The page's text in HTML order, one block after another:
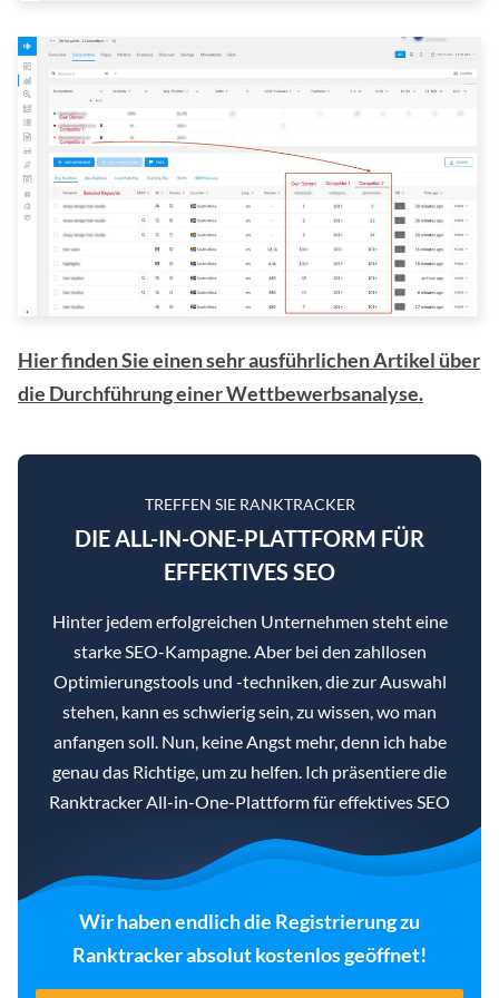
Hier finden Sie einen sehr ausführlichen Artikel über
die Durchführung einer Wettbewerbsanalyse.
TREFFEN SIE RANKTRACKER
DIE ALL-IN-ONE-PLATTFORM FÜR
EFFEKTIVES SEO
Hinter jedem erfolgreichen Unternehmen steht eine
starke SEO-Kampagne. Aber bei den zahllosen
Optimierungstools und -techniken, die zur Auswahl
stehen, kann es schwierig sein, zu wissen, wo man
anfangen soll. Nun, keine Angst mehr, denn ich habe
genau das Richtige, um zu helfen. Ich präsentiere die
Ranktracker All-in-One-Plattform für effektives SEO
Wir haben endlich die Registrierung zu
Ranktracker absolut kostenlos geöffnet!